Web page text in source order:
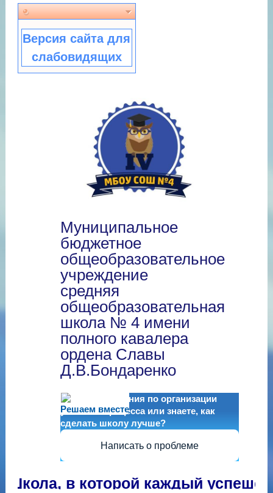
Версия сайта для
слабовидящих
Муниципальное
бюджетное
общеобразовательное
учреждение
средняя
общеобразовательная
школа № 4 имени
полного кавалера
ордена Славы
Д.В.Бондаренко
Решаем вместе
Есть предложения по организации
учебного процесса или знаете, как
сделать школу лучше?
Написать о проблеме
в которой каждый успешен!